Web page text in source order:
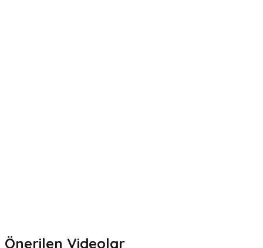
Önerilen Videolar